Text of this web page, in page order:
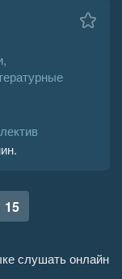
15
слушать онлайн